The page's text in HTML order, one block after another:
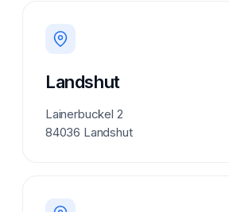
Landshut
Lainerbuckel 2
84036 Landshut